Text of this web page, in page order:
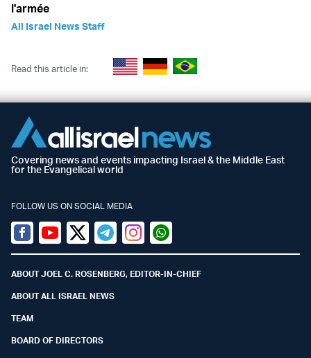
l'armée
All Israel News Staff
Read this article in:
Covering news and events impacting Israel & the Middle East
for the Evangelical world
FOLLOW US ON SOCIAL MEDIA
Facebook
YoutubeTwitter (X)
TelegramInstagramWhatsapp
ABOUT JOEL C. ROSENBERG, EDITOR-IN-CHIEF
ABOUT ALL ISRAEL NEWS
TEAM
BOARD OF DIRECTORS